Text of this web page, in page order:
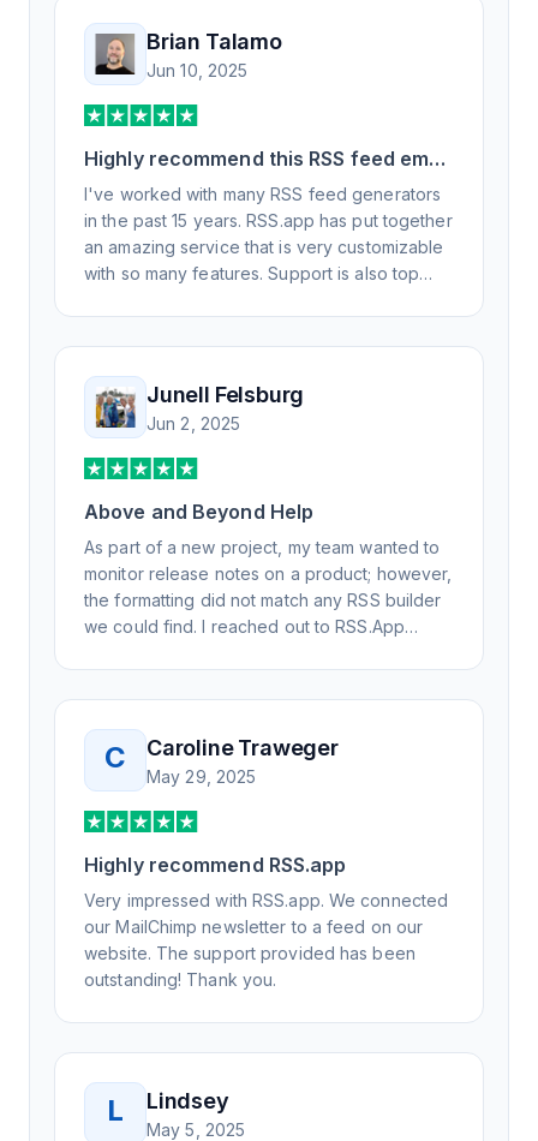
Brian Talamo
Jun 10, 2025
Highly recommend this RSS feed email
/ widget generator service.
I've worked with many RSS feed generators
in the past 15 years. RSS.app has put together
an amazing service that is very customizable
with so many features. Support is also top
professionally. Highly recommend for all your
RSS feed needs. Our trucking news hub
website couldn't work without it. Thank you.
Junell Felsburg
Jun 2, 2025
Above and Beyond Help
As part of a new project, my team wanted to
monitor release notes on a product; however,
the formatting did not match any RSS builder
we could find. I reached out to RSS.App
day, but I spoke to someone who was
knowledgeable, kind, and clearly wanted to
understand the issue. It has been a few
weeks, but after many revisions and direct
support, all of my release notes are in a way
that my users understand and find value in.
Honestly, it has been an exceptional
experience, and I will be pushing everyone I
know to RSS.app for their RSS needs.
C Caroline Traweger
May 29, 2025
Highly recommend RSS.app
Very impressed with RSS.app. We connected
our MailChimp newsletter to a feed on our
website. The support provided has been
outstanding! Thank you.
L Lindsey
May 5, 2025